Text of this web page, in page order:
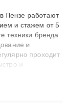
Пензе работают
и стажем от 5
техники бренда
и
проходит
и
решают